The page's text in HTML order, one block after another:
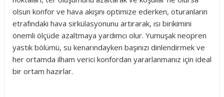
olsun konfor ve hava akışını optimize ederken, oturanların
etrafındaki hava sirkülasyonunu artırarak, ısı birikimini
önemli ölçüde azaltmaya yardımcı olur. Yumuşak neopren
yastık bölümü, su kenarındayken başınızı dinlendirmek ve
her ortamda ilham verici konfordan yararlanmanız için ideal
bir ortam hazırlar.